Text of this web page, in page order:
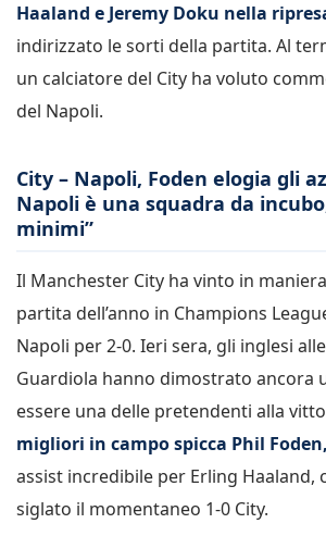
Haaland e Jeremy Doku nella
indirizzato le sorti della partita. Al
un calciatore del City ha voluto
del Napoli.
City – Napoli, Foden elogia gli
Napoli è una squadra da
minimi”
Il Manchester City ha vinto in
partita dell’anno in Champions
Napoli per 2-0. Ieri sera, gli inglesi
Guardiola hanno dimostrato ancora
essere una delle pretendenti alla
migliori in campo spicca Phil Foden,
assist incredibile per Erling Haaland,
siglato il momentaneo 1-0 City.